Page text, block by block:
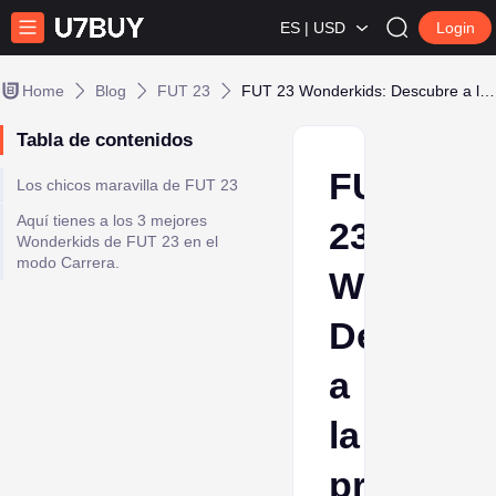
ES | USD Login
Home Blog FUT 23
Tabla de contenidos
Los chicos maravilla de FUT 23
Aquí tienes a los 3 mejores
Wonderkids de FUT 23 en el
modo Carrera.
FUT
23
a
la
próxima